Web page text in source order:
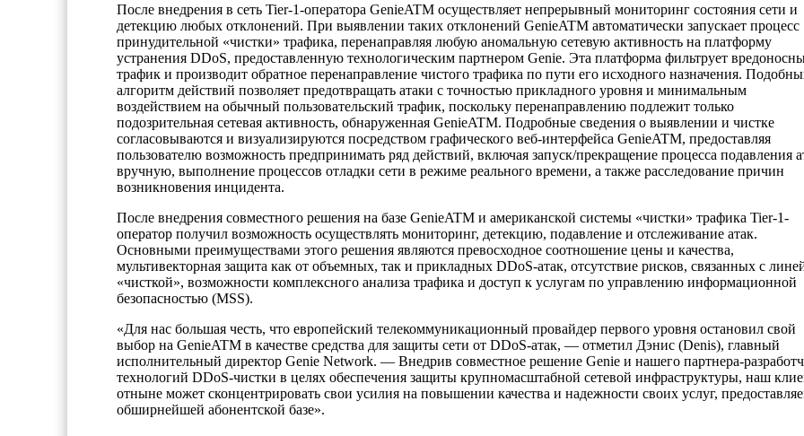
После внедрения в сеть Tier-1-оператора GenieATM осуществляет непрерывный мониторинг состояния сети и
детекцию любых отклонений. При выявлении таких отклонений GenieATM автоматически запускает процесс
принудительной «чистки» трафика, перенаправляя любую аномальную сетевую активность на платформу
устранения DDoS, предоставленную технологическим партнером Genie. Эта платформа фильтрует
трафик и производит обратное перенаправление чистого трафика по пути его исходного назначения.
алгоритм действий позволяет предотвращать атаки с точностью прикладного уровня и минимальным
воздействием на обычный пользовательский трафик, поскольку перенаправлению подлежит только
подозрительная сетевая активность, обнаруженная GenieATM. Подробные сведения о выявлении и чистке
согласовываются и визуализируются посредством графического веб-интерфейса GenieATM, предоставляя
пользователю возможность предпринимать ряд действий, включая запуск/прекращение процесса подавления
вручную, выполнение процессов отладки сети в режиме реального времени, а также расследование причин
возникновения инцидента.
После внедрения совместного решения на базе GenieATM и американской системы «чистки» трафика Tier-1-
оператор получил возможность осуществлять мониторинг, детекцию, подавление и отслеживание атак.
Основными преимуществами этого решения являются превосходное соотношение цены и качества,
мультивекторная защита как от объемных, так и прикладных DDoS-атак, отсутствие рисков, связанных с
«чисткой», возможности комплексного анализа трафика и доступ к услугам по управлению информационной
безопасностью (MSS).
«Для нас большая честь, что европейский телекоммуникационный провайдер первого уровня остановил свой
выбор на GenieATM в качестве средства для защиты сети от DDoS-атак, — отметил Дэнис (Denis), главный
исполнительный директор Genie Network. — Внедрив совместное решение Genie и нашего партнера-
технологий DDoS-чистки в целях обеспечения защиты крупномасштабной сетевой инфраструктуры, наш
отныне может сконцентрировать свои усилия на повышении качества и надежности своих услуг,
обширнейшей абонентской базе».